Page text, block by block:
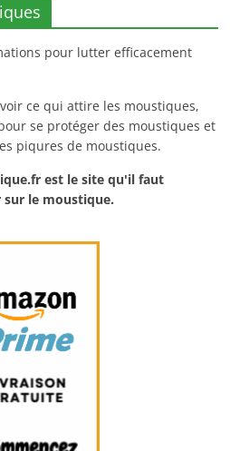
pour lutter efficacement
ce qui attire les moustiques,
se protéger des moustiques et
piqures de moustiques.
est le site qu'il faut
le moustique.